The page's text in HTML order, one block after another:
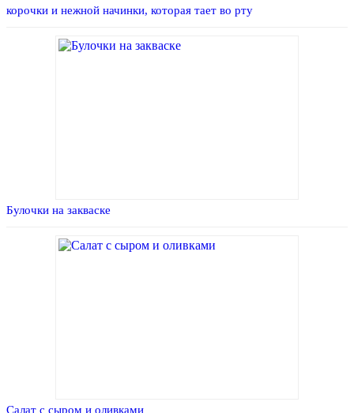
корочки и нежной начинки, которая тает во рту
Булочки на закваске
Салат с сыром и оливками